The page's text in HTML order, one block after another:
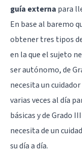
guía externa para
En base al baremo
obtener tres tipos
en la que el sujeto
ser autónomo, de
necesita un
varias veces al día
básicas y de Grado
necesita de un
su día a día.